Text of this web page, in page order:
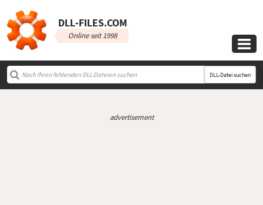
DLL‑FILES.COM
Online seit 1998

DLL-Datei suchen
advertisement